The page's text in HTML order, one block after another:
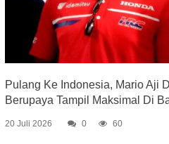
Pulang Ke Indonesia, Mario Aji
Berupaya Tampil Maksimal Di
20 Juli 2026 0 60